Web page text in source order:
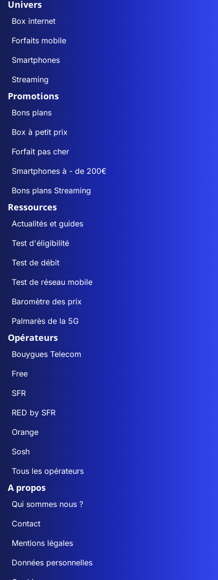
Univers
Box internet
Forfaits mobile
Smartphones
Streaming
Promotions
Bons plans
Box à petit prix
Forfait pas cher
Smartphones à - de 200€
Bons plans Streaming
Ressources
Actualités et guides
Test d'éligibilité
Test de débit
Test de réseau mobile
Baromètre des prix
Palmarès de la 5G
Opérateurs
Bouygues Telecom
Free
SFR
RED by SFR
Orange
Sosh
Tous les opérateurs
A propos
Qui sommes nous ?
Contact
Mentions légales
Données personnelles